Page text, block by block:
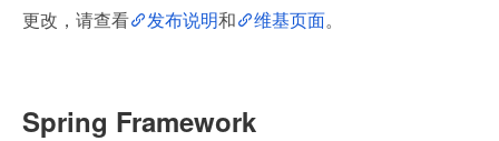
更改，请查看
发布说明和 维基页面。
Spring Framework